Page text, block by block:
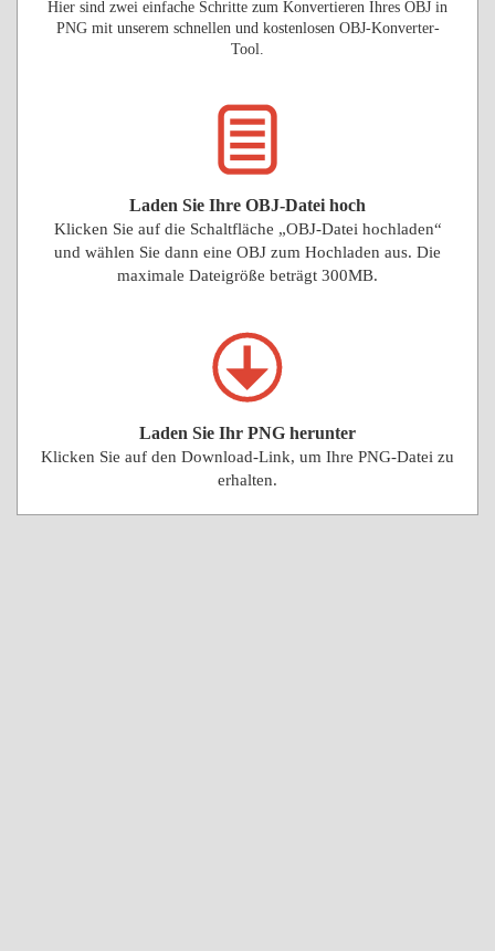
Hier sind zwei einfache Schritte zum Konvertieren Ihres OBJ in
PNG mit unserem schnellen und kostenlosen OBJ-Konverter-
Tool.
Laden Sie Ihre OBJ-Datei hoch
Klicken Sie auf die Schaltfläche „OBJ-Datei hochladen“
und wählen Sie dann eine OBJ zum Hochladen aus. Die
maximale Dateigröße beträgt 300MB.
Laden Sie Ihr PNG herunter
Klicken Sie auf den Download-Link, um Ihre PNG-Datei zu
erhalten.